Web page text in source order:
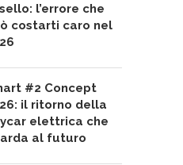
l’errore che
costarti caro nel
#2 Concept
il ritorno della
elettrica che
al futuro